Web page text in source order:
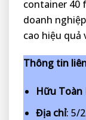
container 40
doanh
cao hiệu quả
Thông tin
Hữu Toàn
Địa chỉ: 5/